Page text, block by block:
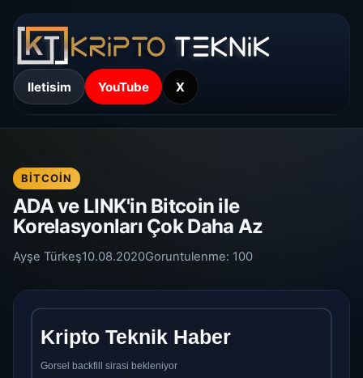
Iletisim YouTube X
BITCOIN
ADA ve LINK'in Bitcoin ile
Korelasyonları Çok Daha Az
Ayşe Türkeş10.08.2020Goruntulenme: 100